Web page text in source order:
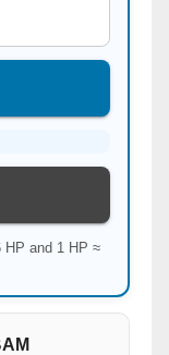
HP and 1 HP ≈